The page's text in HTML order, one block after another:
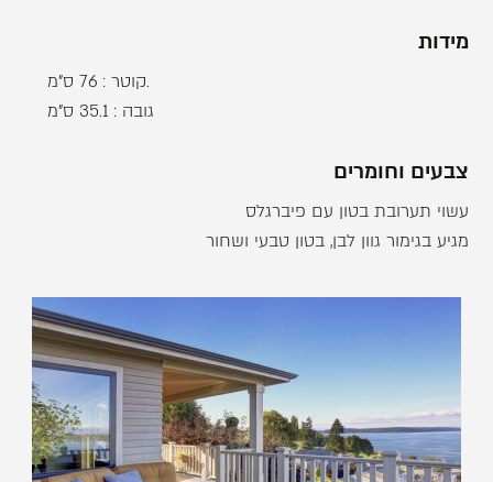
מידות
קוטר : 76 ס"מ.
גובה : 35.1 ס"מ
צבעים וחומרים
עשוי תערובת בטון עם פיברגלס
מגיע בגימור גוון לבן, בטון טבעי ושחור